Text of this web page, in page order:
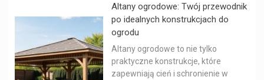
Altany ogrodowe: Twój przewodnik
po idealnych konstrukcjach do
ogrodu
Altany ogrodowe to nie tylko
praktyczne konstrukcje, które
zapewniają cień i schronienie w